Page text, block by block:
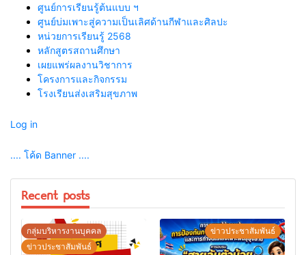
ศูนย์การเรียนรู้ต้นแบบ ฯ
ศูนย์บ่มเพาะสู่ความเป็นเลิศด้านกีฬาและศิลปะ
หน่วยการเรียนรู้ 2568
หลักสูตรสถานศึกษา
เผยแพร่ผลงานวิชาการ
โครงการและกิจกรรม
โรงเรียนส่งเสริมสุขภาพ
Log in
.... โค้ด Banner ....
Recent posts
กลุ่มบริหารงานบุคคล
ข่าวประชาสัมพันธ์
ข่าวประชาสัมพันธ์